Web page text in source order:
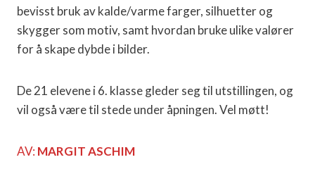
bevisst bruk av kalde/varme farger, silhuetter og
skygger som motiv, samt hvordan bruke ulike valører
for å skape dybde i bilder.
De 21 elevene i 6. klasse gleder seg til utstillingen, og
vil også være til stede under åpningen. Vel møtt!
AV: MARGIT ASCHIM